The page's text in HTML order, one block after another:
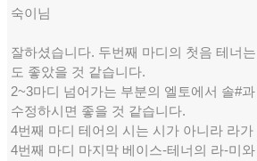
숙이님
잘하셨습니다. 두번째 마디의 첫음 테너
도 좋았을 것 같습니다.
2~3마디 넘어가는 부분의 엘토에서 솔#
수정하시면 좋을 것 같습니다.
4번째 마디 테어의 시는 시가 아니라 라
4번째 마디 마지막 베이스-테너의 라-미와